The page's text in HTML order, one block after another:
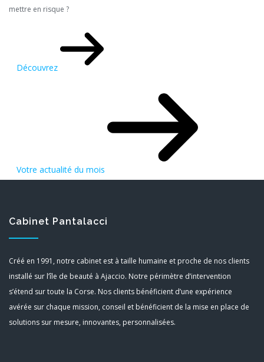
mettre en risque ?
Découvrez
Votre actualité du mois
Cabinet Pantalacci
Créé en 1991, notre cabinet est à taille humaine et proche de nos clients
installé sur l’île de beauté à Ajaccio. Notre périmètre d’intervention
s’étend sur toute la Corse. Nos clients bénéficient d’une expérience
avérée sur chaque mission, conseil et bénéficient de la mise en place de
solutions sur mesure, innovantes, personnalisées.